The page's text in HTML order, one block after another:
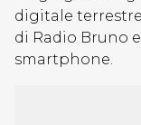
digitale
di Radio Bruno
smartphone.